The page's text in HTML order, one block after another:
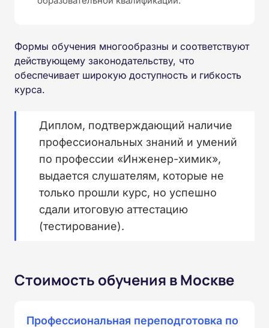
Формы обучения многообразны и соответствуют
действующему законодательству, что
обеспечивает широкую доступность и гибкость
курса.
Диплом, подтверждающий наличие
профессиональных знаний и умений
по профессии «Инженер-химик»,
выдается слушателям, которые не
только прошли курс, но успешно
сдали итоговую аттестацию
(тестирование).
Стоимость обучения в Москве
Профессиональная переподготовка по